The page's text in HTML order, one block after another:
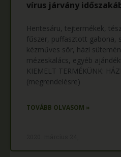
vírus járvány
Hentesáru, tejtermékek,
fűszer, puffasztott gabona,
kézműves sör, házi
mézeskalács, egyéb
KIEMELT TERMÉKÜNK:
(megrendelésre)
TOVÁBB OLVASOM »